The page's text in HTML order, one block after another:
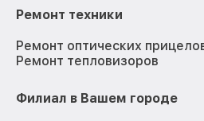
Ремонт техники
Ремонт оптических
Ремонт тепловизоров
Филиал в Вашем городе